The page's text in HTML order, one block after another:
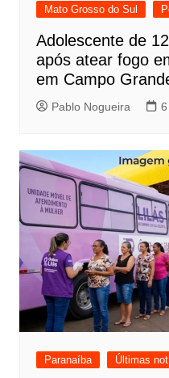
Mato Grosso do Sul
Adolescente de
após atear fogo
em Campo
Pablo Nogueira
Paranaíba Últimas